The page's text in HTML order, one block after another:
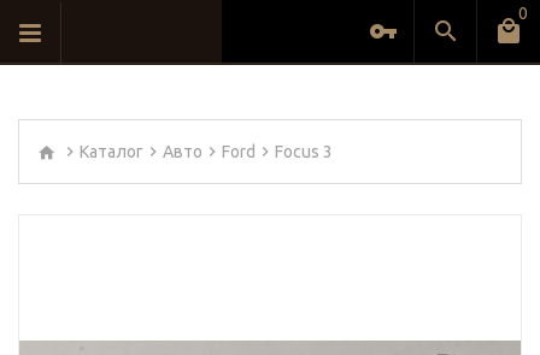
0
Каталог Авто Ford Focus 3